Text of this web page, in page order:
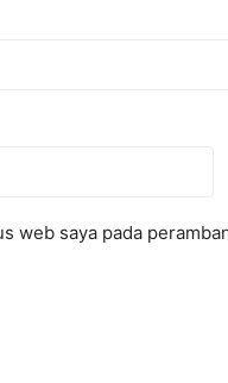
web saya pada